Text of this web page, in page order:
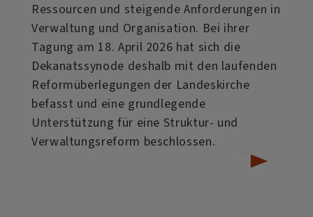
Ressourcen und steigende Anforderungen in
Verwaltung und Organisation. Bei ihrer
Tagung am 18. April 2026 hat sich die
Dekanatssynode deshalb mit den laufenden
Reformüberlegungen der Landeskirche
befasst und eine grundlegende
Unterstützung für eine Struktur- und
Verwaltungsreform beschlossen.